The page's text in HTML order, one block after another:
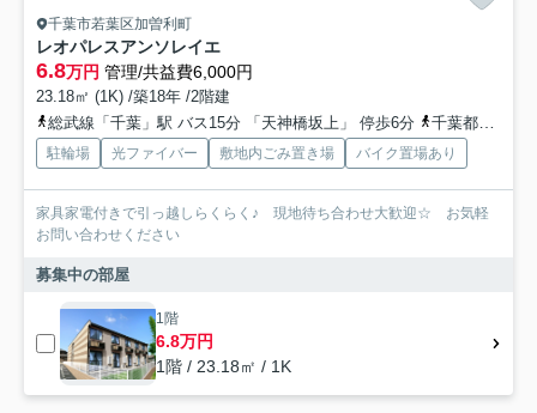
千葉市若葉区加曽利町
レオパレスアンソレイエ
6.8万円 管理/共益費6,000円
23.18㎡ (1K) /築18年 /2階建
総武線「千葉」駅 バス15分 「天神橋坂上」 停歩6分
千葉都市モノレール「桜木」駅 徒歩31分
駐輪場 光ファイバー 敷地内ごみ置き場 バイク置場あり
家具家電付きで引っ越しらくらく♪ 現地待ち合わせ大歓迎☆ お気軽
お問い合わせください
募集中の部屋
1階
6.8万円
1階 / 23.18㎡ / 1K